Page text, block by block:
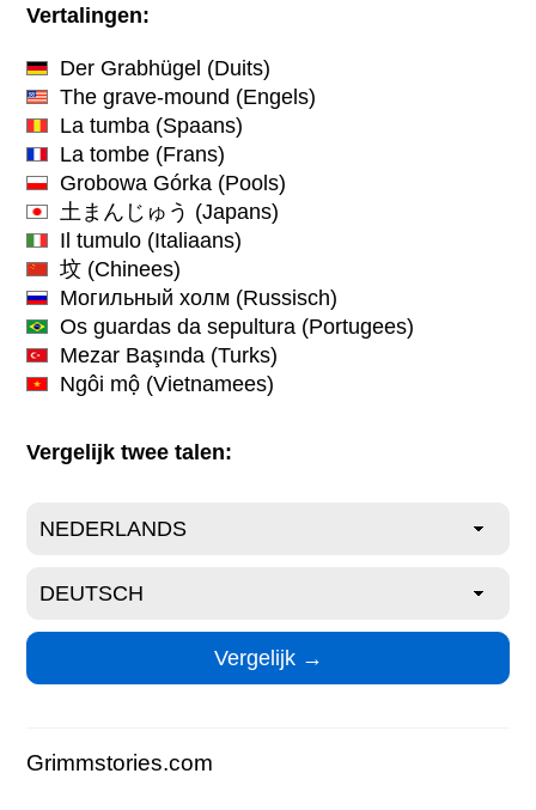
Vertalingen:
Der Grabhügel (Duits)
The grave-mound (Engels)
La tumba (Spaans)
La tombe (Frans)
Grobowa Górka (Pools)
土まんじゅう (Japans)
Il tumulo (Italiaans)
坟 (Chinees)
Могильный холм (Russisch)
Os guardas da sepultura (Portugees)
Mezar Başında (Turks)
Ngôi mộ (Vietnamees)
Vergelijk twee talen:
Grimmstories.com